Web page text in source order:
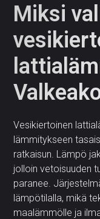
Miksi
Vesikiertoinen
lämmitykseen
ratkaisun. Lämpö
jolloin vetoisuuden
paranee.
lämpötilalla, mikä
maalämmölle ja